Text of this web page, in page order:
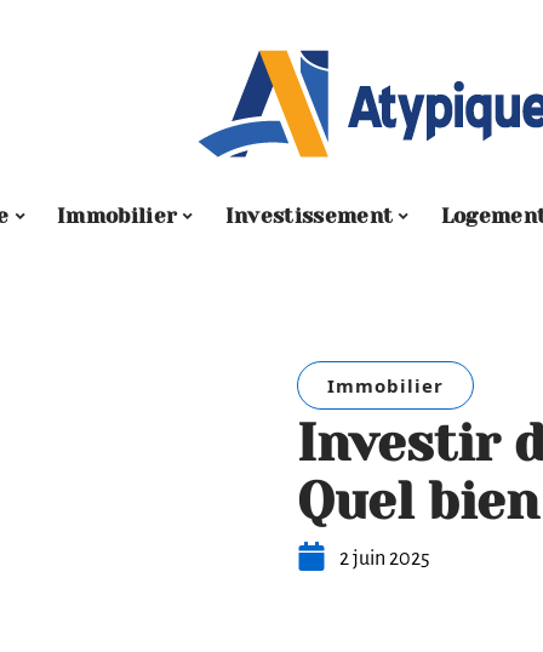
Immobilier Investissement
Immobilier
Investir
Quel
2 juin 2025